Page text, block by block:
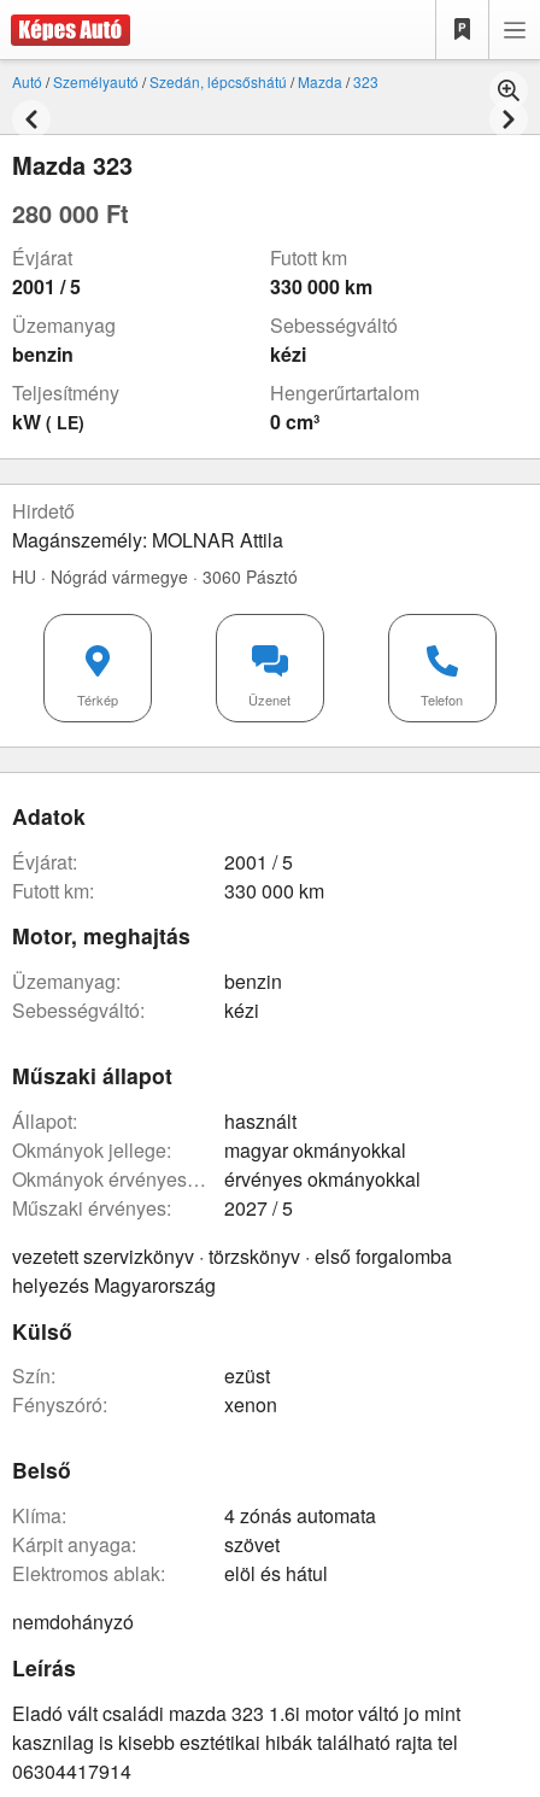
Autó /Személyautó /Szedán, lépcsőshátú /Mazda /323
Mazda 323
280 000 Ft
Évjárat
2001 / 5
Futott km
330 000 km
Üzemanyag
benzin
Sebességváltó
kézi
Teljesítmény
kW ( LE)
Hengerűrtartalom
0 cm³
Hirdető
Magánszemély: MOLNAR Attila
HU · Nógrád vármegye · 3060 Pásztó
Telefon
Üzenet
Térkép
Adatok
évjárat:
2001 / 5
futott km:
330 000 km
Motor, meghajtás
üzemanyag:
benzin
sebességváltó:
kézi
Műszaki állapot
állapot:
használt
okmányok jellege:
magyar okmányokkal
okmányok érvényessége:
érvényes okmányokkal
műszaki érvényes:
2027 / 5
vezetett szervizkönyv · törzskönyv · első forgalomba
helyezés Magyarország
Külső
szín:
ezüst
fényszóró:
xenon
Belső
klíma:
4 zónás automata
kárpit anyaga:
szövet
elektromos ablak:
elöl és hátul
nemdohányzó
Leírás
Eladó vált családi mazda 323 1.6i motor váltó jo mint
kasznilag is kisebb esztétikai hibák található rajta tel
06304417914